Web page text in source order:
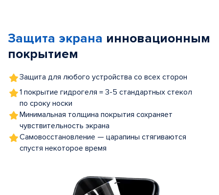
5
Защита экрана инновационным
покрытием
Защита для любого устройства со всех сторон
1 покрытие гидрогеля = 3-5 стандартных стекол
по сроку носки
Минимальная толщина покрытия сохраняет
чувствительность экрана
Самовосстановление — царапины стягиваются
спустя некоторое время